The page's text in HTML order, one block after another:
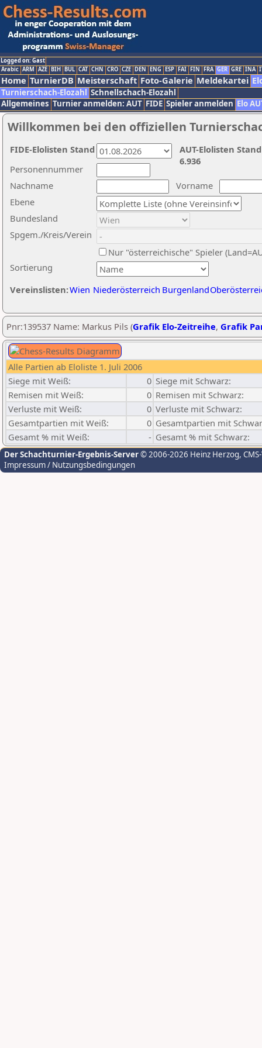
Logged on: Gast
Arabic ARM AZE BIH BUL CAT CHN CRO CZE DEN ENG ESP FAI FIN FRA GER GRE INA
Home TurnierDB Meisterschaft Foto-Galerie Meldekartei
Turnierschach-Elozahl Schnellschach-Elozahl
Allgemeines Turnier anmelden: AUT FIDE Spieler anmelden Elo
Willkommen bei den offiziellen
Nachname
Vorname
Ebene
Sortierung
Personennummer
Bundesland
Spgem./Kreis/Verein
Nur "österreichische" Spieler
Vereinslisten:Wien Niederösterreich Burgenland
AUT-Elolisten
6.936
FIDE-Elolisten Stand
Pnr:139537 Name: Markus Pils (Grafik Elo-Zeitreihe, Grafik
Alle Partien ab Eloliste 1. Juli 2006
Siege mit Weiß:
0 Siege mit Schwarz:
Remisen mit Weiß:
0 Remisen mit Schwarz:
Verluste mit Weiß:
0 Verluste mit Schwarz:
Gesamtpartien mit Weiß:
0 Gesamtpartien mit
Gesamt % mit Weiß:
- Gesamt % mit Schwarz:
Der Schachturnier-Ergebnis-Server© 2006-2026 Heinz Herzog,
Impressum / Nutzungsbedingungen